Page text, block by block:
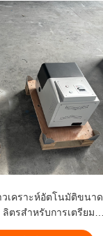
วเคราะห์อัตโนมัติขนาด
ลิตรสำหรับการเตรียม
วัสดุขั้นสูง